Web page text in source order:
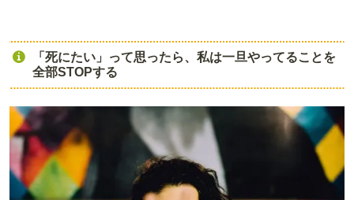
「死にたい」って思ったら、私は一旦やってることを
全部STOPする